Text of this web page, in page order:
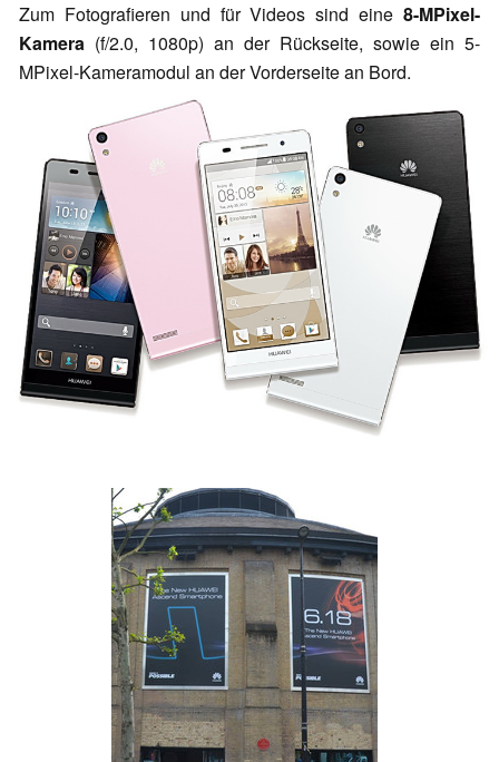
Zum Fotografieren und für Videos sind eine 8-MPixel-
Kamera (f/2.0, 1080p) an der Rückseite, sowie ein 5-
MPixel-Kameramodul an der Vorderseite an Bord.